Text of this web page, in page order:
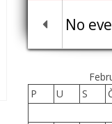
No
P
U S